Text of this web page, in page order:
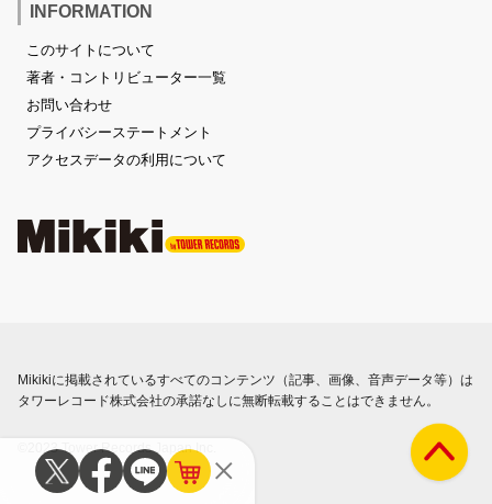
INFORMATION
このサイトについて
著者・コントリビューター一覧
お問い合わせ
プライバシーステートメント
アクセスデータの利用について
Mikikiに掲載されているすべてのコンテンツ（記事、画像、音声データ等）は
タワーレコード株式会社の承諾なしに無断転載することはできません。
©2023 Tower Records Japan Inc.